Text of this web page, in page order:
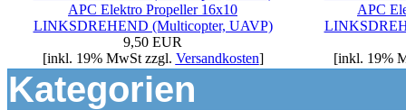
APC Elektro Propeller 16x10
LINKSDREHEND (Multicopter, UAVP)
9,50 EUR
[inkl. 19% MwSt zzgl. Versandkosten]
APC
[inkl. 19%
Kategorien